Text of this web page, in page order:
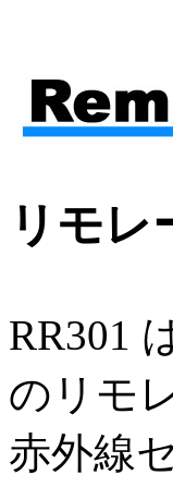
リモ
RR301
のリモ
赤外線